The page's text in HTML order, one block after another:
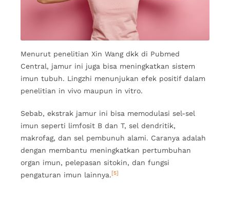
Menurut penelitian Xin Wang dkk di Pubmed
Central, jamur ini juga bisa meningkatkan sistem
imun tubuh. Lingzhi menunjukan efek positif dalam
penelitian in vivo maupun in vitro.
Sebab, ekstrak jamur ini bisa memodulasi sel-sel
imun seperti limfosit B dan T, sel dendritik,
makrofag, dan sel pembunuh alami. Caranya adalah
dengan membantu meningkatkan pertumbuhan
organ imun, pelepasan sitokin, dan fungsi
pengaturan imun lainnya.[5]